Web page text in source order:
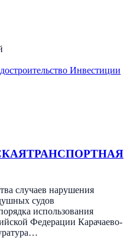
Инвестиции
случаев нарушения
судов
использования
Федерации Карачаево-